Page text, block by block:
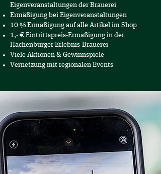
Eigenveranstaltungen der Brauerei
Ermäßigung bei Eigenveranstaltungen
10 % Ermäßigung auf alle Artikel im Shop
1,- € Eintrittspreis-Ermäßigung in der
Hachenburger Erlebnis-Brauerei
Viele Aktionen & Gewinnspiele
Vernetzung mit regionalen Events